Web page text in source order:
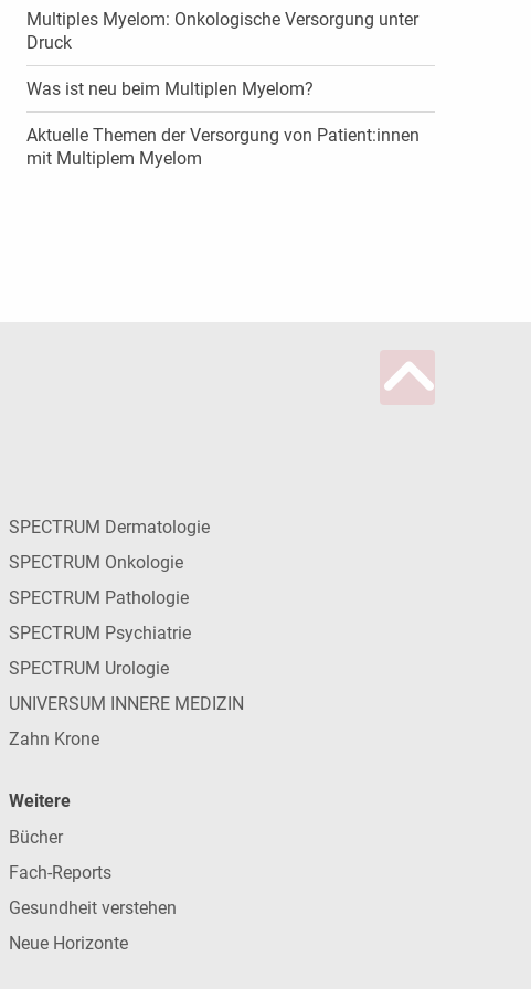
Multiples Myelom: Onkologische Versorgung unter
Druck
Was ist neu beim Multiplen Myelom?
Aktuelle Themen der Versorgung von Patient:innen
mit Multiplem Myelom
SPECTRUM Dermatologie
SPECTRUM Onkologie
SPECTRUM Pathologie
SPECTRUM Psychiatrie
SPECTRUM Urologie
UNIVERSUM INNERE MEDIZIN
Zahn Krone
Weitere
Bücher
Fach-Reports
Gesundheit verstehen
Neue Horizonte